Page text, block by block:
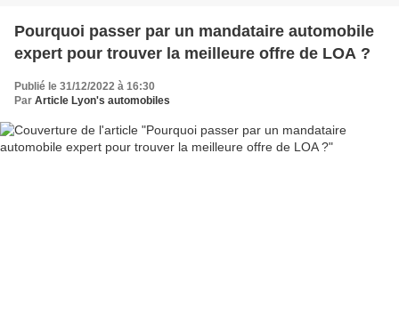
Pourquoi passer par un mandataire automobile
expert pour trouver la meilleure offre de LOA ?
Publié le 31/12/2022 à 16:30
Par Article Lyon's automobiles